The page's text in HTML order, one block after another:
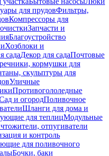
для прудовФильтры,
Компрессоры для
Запчасти и
Благоустройство
Хозблоки и
садаДекор для садаПочтовые
кормушки для
скульптуры для
Уличные
Противогололедные
и огородПоливочное
Шланги для дома и
для теплицМодульные
отпугиватели
и контроль
для поливочного
Бочки, баки